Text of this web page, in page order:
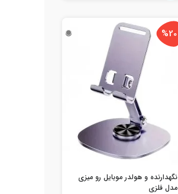
%20
نگهدارنده و هولدر موبایل رو میزی
مدل فلزی